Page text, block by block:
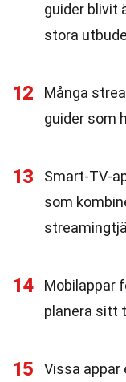
guider blivit
stora
12
Många
guider som
13
Smart-TV-
som
14
Mobilappar
planera sitt
15
Vissa appar